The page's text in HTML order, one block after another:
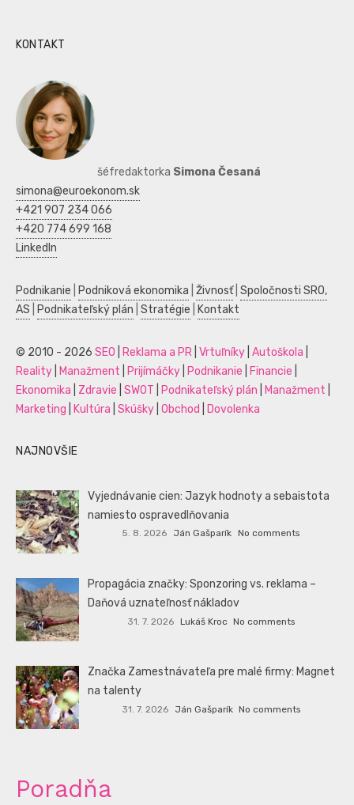
KONTAKT
šéfredaktorka Simona Česaná
simona@euroekonom.sk
+421 907 234 066
+420 774 699 168
LinkedIn
Podnikanie Podniková ekonomika Živnosť| Spoločnosti SRO,
AS
Podnikateľský plán Stratégie Kontakt
© 2010 - 2026 SEO Reklama a PR Vrtuľníky Autoškola
Reality
Manažment Prijímáčky Podnikanie Financie
Ekonomika
Zdravie SWOT Podnikateľský plán Manažment
Marketing
Kultúra Skúšky Obchod Dovolenka
NAJNOVŠIE
Vyjednávanie cien: Jazyk hodnoty a sebaistota
namiesto ospravedlňovania
5. 8. 2026 Ján Gašparík No comments
Propagácia značky: Sponzoring vs. reklama –
Daňová uznateľnosť nákladov
31. 7. 2026 Lukáš Kroc No comments
Značka Zamestnávateľa pre malé firmy: Magnet
na talenty
31. 7. 2026 Ján Gašparík No comments
Poradňa